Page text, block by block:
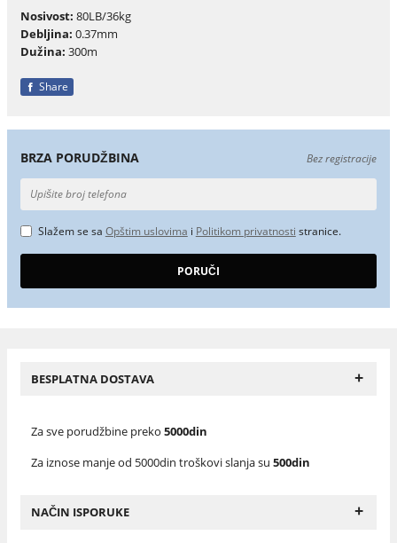
Nosivost: 80LB/36kg
Debljina: 0.37mm
Dužina: 300m
Share
BRZA PORUDŽBINA Bez registracije
Slažem se sa Opštim uslovima i Politikom privatnosti stranice.
BESPLATNA DOSTAVA +
Za sve porudžbine preko 5000din
Za iznose manje od 5000din troškovi slanja su 500din
NAČIN ISPORUKE +